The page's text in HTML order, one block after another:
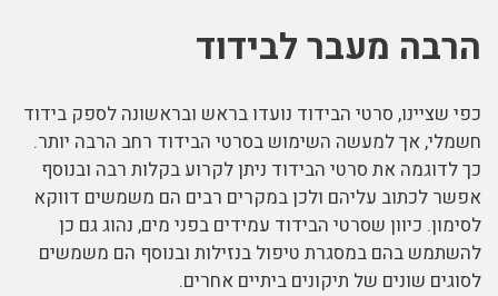
הרבה מעבר לבידוד
כפי שציינו, סרטי הבידוד נועדו בראש ובראשונה לספק בידוד
חשמלי, אך למעשה השימוש בסרטי הבידוד רחב הרבה יותר.
כך לדוגמה את סרטי הבידוד ניתן לקרוע בקלות רבה ובנוסף
אפשר לכתוב עליהם ולכן במקרים רבים הם משמשים דווקא
לסימון. כיוון שסרטי הבידוד עמידים בפני מים, נהוג גם כן
להשתמש בהם במסגרת טיפול בנזילות ובנוסף הם משמשים
לסוגים שונים של תיקונים ביתיים אחרים.